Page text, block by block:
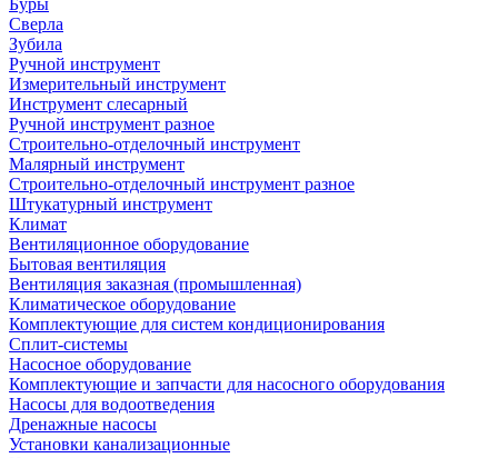
Буры
Сверла
Зубила
Ручной инструмент
Измерительный инструмент
Инструмент слесарный
Ручной инструмент разное
Строительно-отделочный инструмент
Малярный инструмент
Строительно-отделочный инструмент разное
Штукатурный инструмент
Климат
Вентиляционное оборудование
Бытовая вентиляция
Вентиляция заказная (промышленная)
Климатическое оборудование
Комплектующие для систем кондиционирования
Сплит-системы
Насосное оборудование
Комплектующие и запчасти для насосного оборудования
Насосы для водоотведения
Дренажные насосы
Установки канализационные